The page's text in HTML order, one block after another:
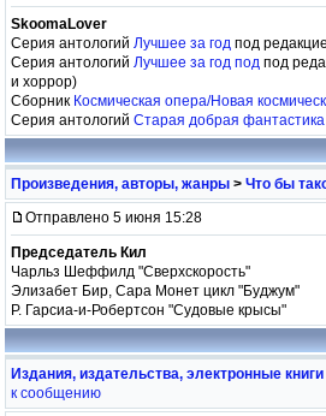
SkoomaLover
Серия антологий Лучшее за год под
Серия антологий Лучшее за год под под
и хоррор)
Сборник Космическая опера/Новая
Серия антологий Старая добрая фантастика
Произведения, авторы, жанры > Что бы
Отправлено 5 июня 15:28
Председатель Кил
Чарльз Шеффилд "Сверхскорость"
Элизабет Бир, Сара Монет цикл "Буджум"
Р. Гарсиа-и-Робертсон "Судовые крысы"
Издания, издательства, электронные книги
к сообщению